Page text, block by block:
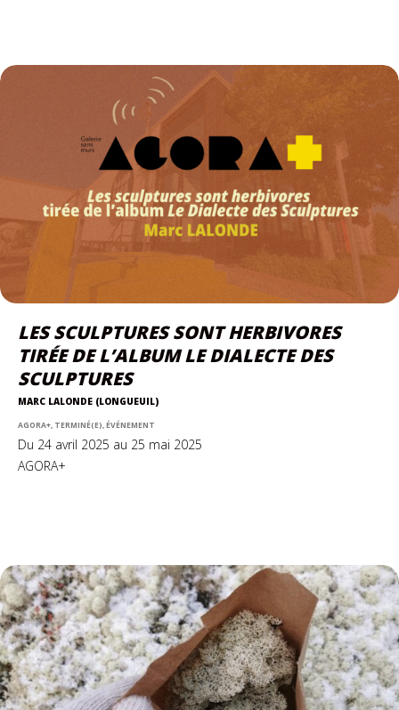
LES SCULPTURES SONT HERBIVORES
TIRÉE DE L’ALBUM LE DIALECTE DES
SCULPTURES
MARC LALONDE (LONGUEUIL)
AGORA+, TERMINÉ(E), ÉVÉNEMENT
Du 24 avril 2025 au 25 mai 2025
AGORA+